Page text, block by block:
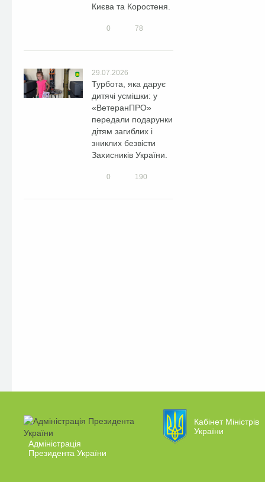
Києва та Коростеня.
0 78
29.07.2026
Турбота, яка дарує
дитячі усмішки: у
«ВетеранПРО»
передали подарунки
дітям загиблих і
зниклих безвісти
Захисників України.
0 190
Адміністрація
Президента України
Кабінет Міністрів
України